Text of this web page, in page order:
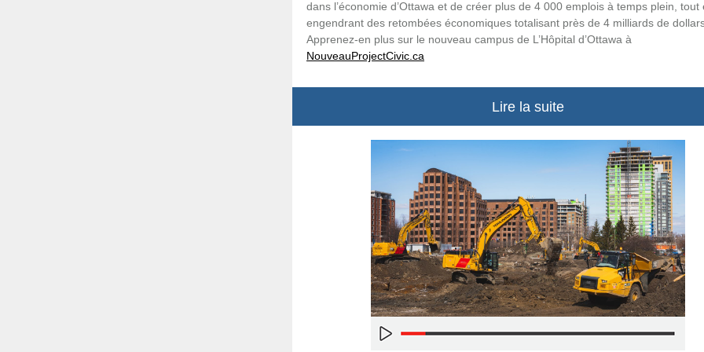
dans l’économie d’Ottawa et de créer plus de 4 000 emplois à temps plein, tout
engendrant des retombées économiques totalisant près de 4 milliards de
Apprenez-en plus sur le nouveau campus de L’Hôpital d’Ottawa à
NouveauProjectCivic.ca
Lire la suite